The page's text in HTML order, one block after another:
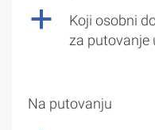
a
Koji osobni
za putovanje
Na putovanju